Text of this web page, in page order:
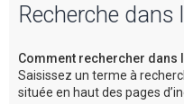
Recherche dans
Comment rechercher dans
Saisissez un terme à
située en haut des pages